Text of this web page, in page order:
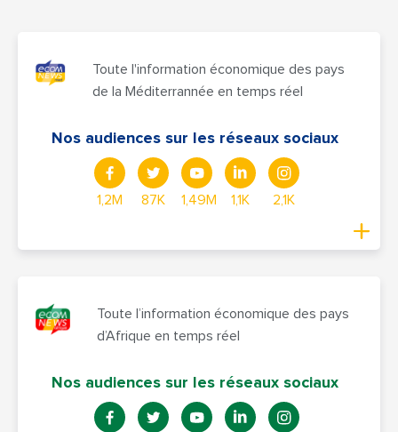
Toute l'information économique des pays
de la Méditerrannée en temps réel
Nos audiences sur les réseaux sociaux
1,2M 87K 1,49M 1,1K 2,1K
Toute l’information économique des pays
d’Afrique en temps réel
Nos audiences sur les réseaux sociaux